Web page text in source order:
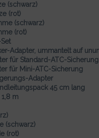
(schwarz)
(rot)
(schwarz)
(rot)
Adapter, ummantelt auf
für Standard-ATC-Sicherung
für Mini-ATC-Sicherung
Adapter
45 cm lang
1,8 m
(schwarz)
(rot)